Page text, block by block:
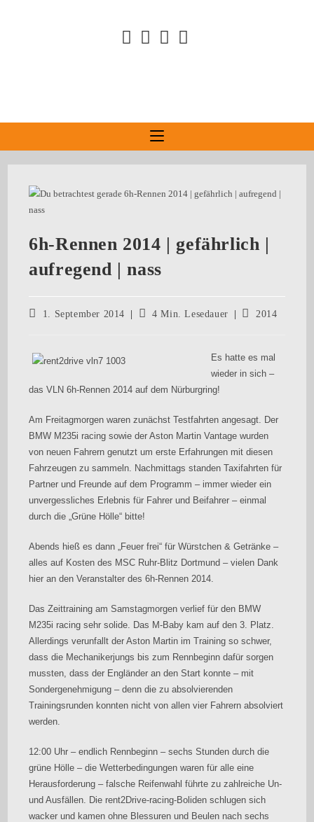
6h-Rennen 2014 | gefährlich |
aufregend | nass
1. September 2014 4 Min. Lesedauer 2014
Es hatte es mal
wieder in sich –
das VLN 6h-Rennen 2014 auf dem Nürburgring!
Am Freitagmorgen waren zunächst Testfahrten angesagt. Der
BMW M235i racing sowie der Aston Martin Vantage wurden
von neuen Fahrern genutzt um erste Erfahrungen mit diesen
Fahrzeugen zu sammeln. Nachmittags standen Taxifahrten für
Partner und Freunde auf dem Programm – immer wieder ein
unvergessliches Erlebnis für Fahrer und Beifahrer – einmal
durch die „Grüne Hölle“ bitte!
Abends hieß es dann „Feuer frei“ für Würstchen & Getränke –
alles auf Kosten des MSC Ruhr-Blitz Dortmund – vielen Dank
hier an den Veranstalter des 6h-Rennen 2014.
Das Zeittraining am Samstagmorgen verlief für den BMW
M235i racing sehr solide. Das M-Baby kam auf den 3. Platz.
Allerdings verunfallt der Aston Martin im Training so schwer,
dass die Mechanikerjungs bis zum Rennbeginn dafür sorgen
mussten, dass der Engländer an den Start konnte – mit
Sondergenehmigung – denn die zu absolvierenden
Trainingsrunden konnten nicht von allen vier Fahrern absolviert
werden.
12:00 Uhr – endlich Rennbeginn – sechs Stunden durch die
grüne Hölle – die Wetterbedingungen waren für alle eine
Herausforderung – falsche Reifenwahl führte zu zahlreiche Un-
und Ausfällen. Die rent2Drive-racing-Boliden schlugen sich
wacker und kamen ohne Blessuren und Beulen nach sechs